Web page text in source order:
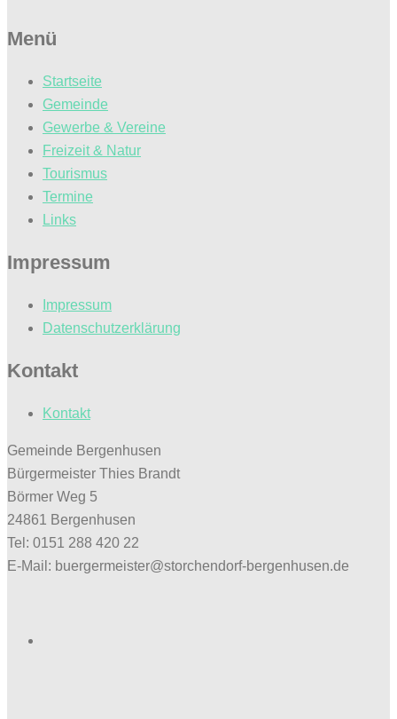
Menü
Startseite
Gemeinde
Gewerbe & Vereine
Freizeit & Natur
Tourismus
Termine
Links
Impressum
Impressum
Datenschutzerklärung
Kontakt
Kontakt
Gemeinde Bergenhusen
Bürgermeister Thies Brandt
Börmer Weg 5
24861 Bergenhusen
Tel: 0151 288 420 22
E-Mail: buergermeister@storchendorf-bergenhusen.de